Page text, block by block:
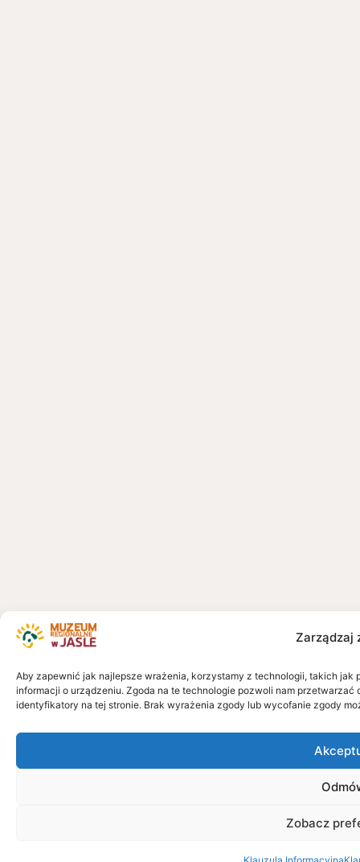
Zarządzaj
Aby zapewnić jak najlepsze wrażenia, korzystamy z technologii, takich
informacji o urządzeniu. Zgoda na te technologie pozwoli nam
identyfikatory na tej stronie. Brak wyrażenia zgody lub wycofanie zgody
Zobacz